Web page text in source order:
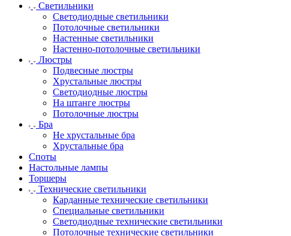
Светильники
Светодиодные светильники
Потолочные светильники
Настенные светильники
Настенно-потолочные светильники
Люстры
Подвесные люстры
Хрустальные люстры
Светодиодные люстры
На штанге люстры
Потолочные люстры
Бра
Не хрустальные бра
Хрустальные бра
Споты
Настольные лампы
Торшеры
Технические светильники
Карданные технические светильники
Специальные светильники
Светодиодные технические светильники
Потолочные технические светильники